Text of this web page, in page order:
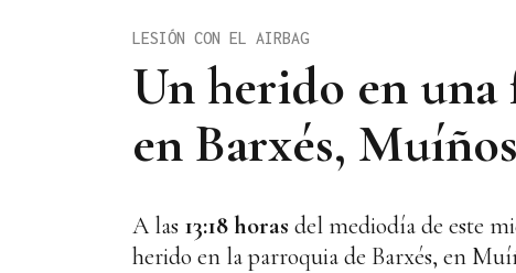
Un herido en
en Barxés, Muíños
LESIÓN CON EL AIRBAG
A las 13:18 horas del mediodía de este
herido en la parroquia de Barxés, en